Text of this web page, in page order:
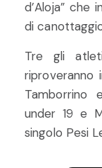
d’Aloja” che
di
Tre gli
riproveranno
Tamborrino
under 19 e
singolo Pesi